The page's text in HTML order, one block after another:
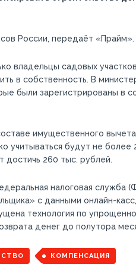
России, передаёт «Прайм».
владельцы садовых
в собственность. В
были зарегистрированы в
имущественного
учитываться будут не более
достичь 260 тыс. рублей.
налоговая служба
с данными онлайн-
технология по
денег до полутора
КОМПЕНСАЦИЯ